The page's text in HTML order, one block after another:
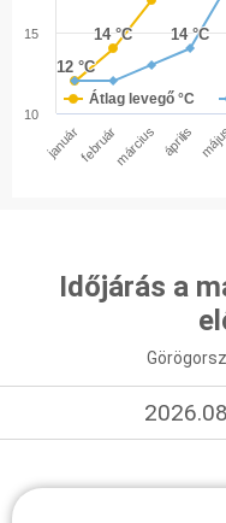
12 °C
12 °C
14 °C
14 °C 14 °C
14 °C
Átlag levegő °C
januárfebruármárcius április
10
15
Időjárás a